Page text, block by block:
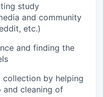
study
and community
etc.)
and finding the
collection by helping
and cleaning of